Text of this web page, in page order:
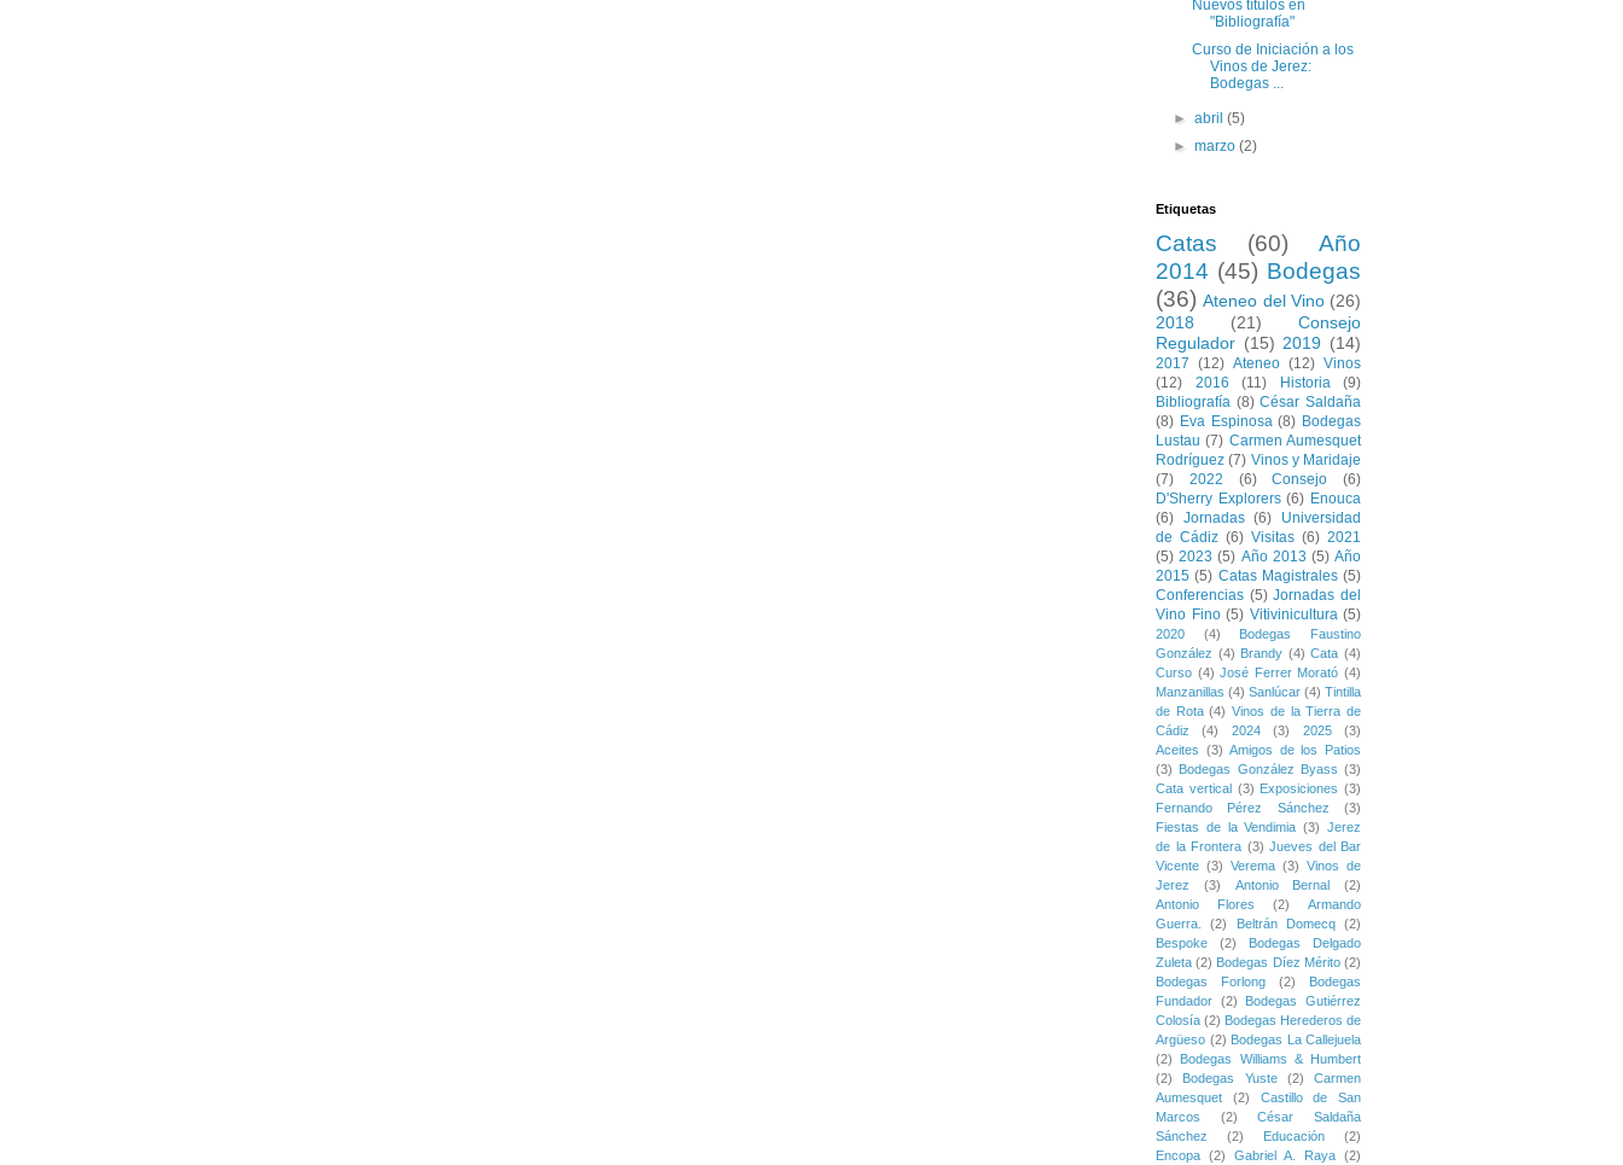
Nuevos títulos en
"Bibliografía"
Curso de Iniciación a los
Vinos de Jerez:
Bodegas ...
►abril(5)
►marzo(2)
Etiquetas
Catas (60)
Año
2014 (45) Bodegas
(36) Ateneo del Vino (26)
2018
(21)
Consejo
Regulador (15) 2019 (14)
2017 (12) Ateneo (12) Vinos
(12)
2016 (11) Historia
(9)
Bibliografía (8) César Saldaña
(8) Eva Espinosa (8) Bodegas
Lustau (7) Carmen Aumesquet
Rodríguez (7) Vinos y Maridaje
(7)
2022 (6) Consejo
(6)
D'Sherry Explorers (6) Enouca
(6) Jornadas (6)
Universidad
de Cádiz (6) Visitas (6) 2021
(5) 2023 (5) Año 2013 (5) Año
2015 (5) Catas Magistrales (5)
Conferencias (5) Jornadas del
Vino Fino (5) Vitivinicultura (5)
2020 (4)
Bodegas Faustino
González (4) Brandy (4) Cata (4)
Curso (4) José Ferrer Morató (4)
Manzanillas (4) Sanlúcar (4) Tintilla
de Rota (4) Vinos de la Tierra de
Cádiz
(4) 2024 (3) 2025
(3)
Aceites (3) Amigos de los Patios
(3)
Bodegas González Byass (3)
Cata vertical (3) Exposiciones (3)
Fernando Pérez Sánchez
(3)
Fiestas de la Vendimia (3) Jerez
de la Frontera (3) Jueves del Bar
Vicente (3) Verema (3) Vinos de
Jerez
(3) Antonio Bernal
(2)
Antonio Flores
(2)
Armando
Guerra.
(2) Beltrán Domecq
(2)
Bespoke
(2)
Bodegas Delgado
Zuleta (2) Bodegas Díez Mérito (2)
Bodegas Forlong
(2)
Bodegas
Fundador (2)
Bodegas Gutiérrez
Colosía (2) Bodegas Herederos de
Argüeso (2) Bodegas La Callejuela
(2)
Bodegas Williams & Humbert
(2)
Bodegas Yuste (2)
Carmen
Aumesquet
(2)
Castillo de San
Marcos
(2)
César Saldaña
Sánchez
(2) Educación
(2)
Encopa (2) Gabriel A. Raya (2)